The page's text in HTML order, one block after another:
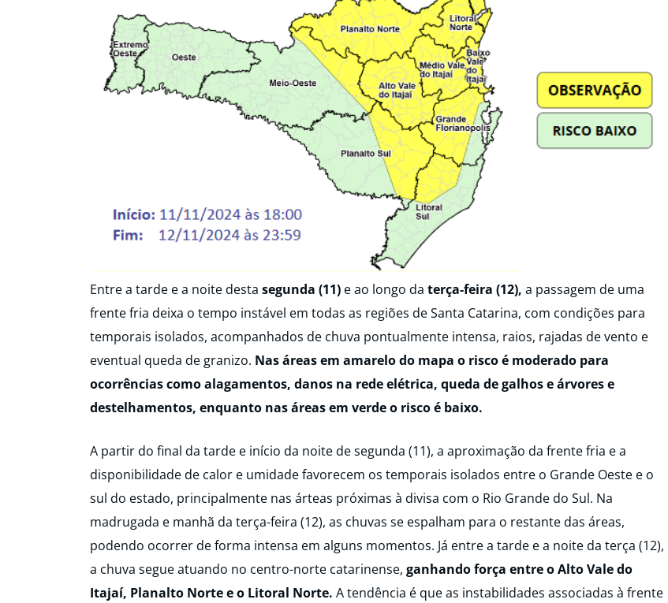
Entre a tarde e a noite desta segunda (11) e ao longo da terça-feira (12), a passagem de uma
frente fria deixa o tempo instável em todas as regiões de Santa Catarina, com condições para
temporais isolados, acompanhados de chuva pontualmente intensa, raios, rajadas de vento e
eventual queda de granizo. Nas áreas em amarelo do mapa o risco é moderado para
ocorrências como alagamentos, danos na rede elétrica, queda de galhos e árvores e
destelhamentos, enquanto nas áreas em verde o risco é baixo.
A partir do final da tarde e início da noite de segunda (11), a aproximação da frente fria e a
disponibilidade de calor e umidade favorecem os temporais isolados entre o Grande Oeste e o
sul do estado, principalmente nas árteas próximas à divisa com o Rio Grande do Sul. Na
madrugada e manhã da terça-feira (12), as chuvas se espalham para o restante das áreas,
podendo ocorrer de forma intensa em alguns momentos. Já entre a tarde e a noite da terça (12),
a chuva segue atuando no centro-norte catarinense, ganhando força entre o Alto Vale do
Itajaí, Planalto Norte e o Litoral Norte. A tendência é que as instabilidades associadas à frente